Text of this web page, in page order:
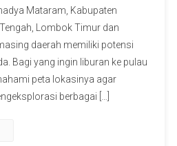
Mataram, Kabupaten
Lombok Timur dan
daerah memiliki potensi
Bagi yang ingin liburan ke pulau
peta lokasinya agar
berbagai […]